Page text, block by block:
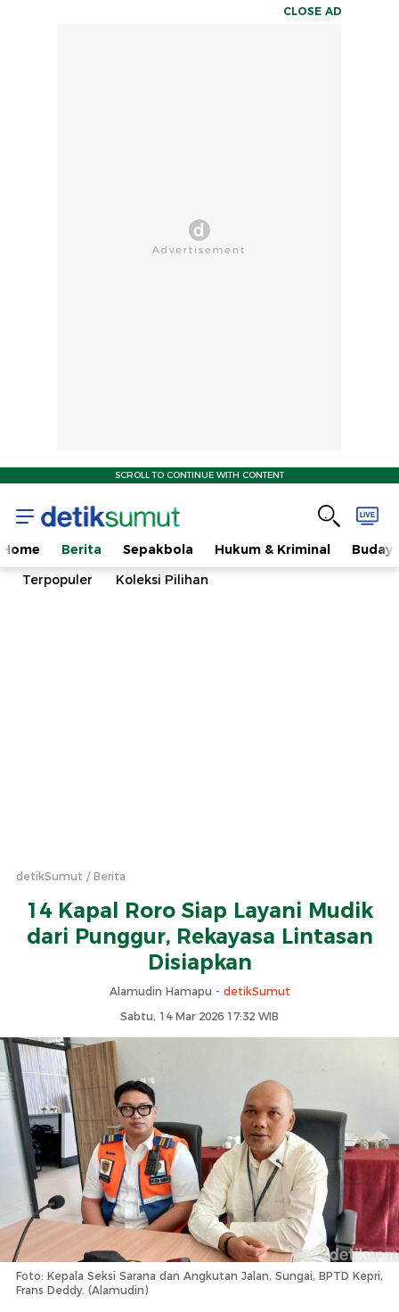
CLOSE AD
SCROLL TO CONTINUE WITH CONTENT
Home Berita Sepakbola Hukum & Kriminal
Terpopuler
Koleksi Pilihan
detikSumut Berita
14 Kapal Roro Siap Layani Mudik
dari Punggur, Rekayasa Lintasan
Disiapkan
Alamudin Hamapu - detikSumut
Sabtu, 14 Mar 2026 17:32 WIB
Foto: Kepala Seksi Sarana dan Angkutan Jalan, Sungai, BPTD Kepri,
Frans Deddy. (Alamudin)